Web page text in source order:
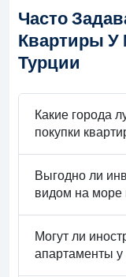
Часто
Квартиры
Турции
Какие города
покупки
Выгодно ли
видом на море
Могут ли
апартаменты